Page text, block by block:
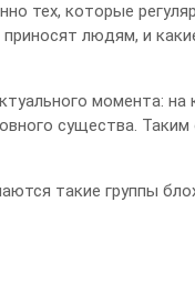
тех, которые
людям, и
момента: на
существа. Таким
такие группы